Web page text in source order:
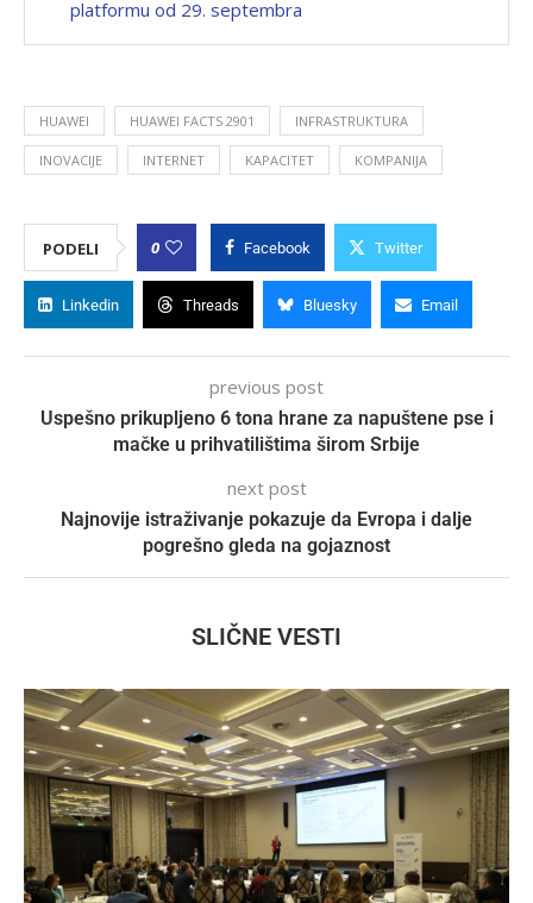
platformu od 29. septembra
HUAWEI HUAWEI FACTS 2901 INFRASTRUKTURA
INOVACIJE INTERNET KAPACITET KOMPANIJA
PODELI 0 Facebook Twitter
Linkedin Threads Bluesky Email
previous post
Uspešno prikupljeno 6 tona hrane za napuštene pse i
mačke u prihvatilištima širom Srbije
next post
Najnovije istraživanje pokazuje da Evropa i dalje
pogrešno gleda na gojaznost
SLIČNE VESTI